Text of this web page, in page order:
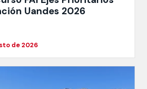
Uandes 2026
de 2026